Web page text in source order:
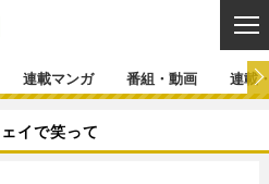
連載マンガ 番組・動画 連載
イで笑って